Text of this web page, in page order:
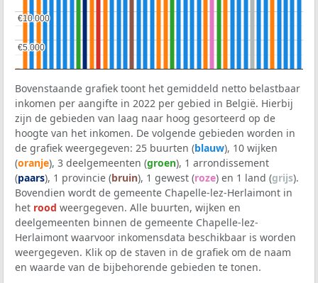
€5.000
€5.000
€10.000
€10.000
Bovenstaande grafiek toont het gemiddeld netto belastbaar
inkomen per aangifte in 2022 per gebied in België. Hierbij
zijn de gebieden van laag naar hoog gesorteerd op de
hoogte van het inkomen. De volgende gebieden worden in
de grafiek weergegeven: 25 buurten (blauw), 10 wijken
(oranje), 3 deelgemeenten (groen), 1 arrondissement
(paars), 1 provincie (bruin), 1 gewest (roze) en 1 land (grijs).
Bovendien wordt de gemeente Chapelle-lez-Herlaimont in
het rood weergegeven. Alle buurten, wijken en
deelgemeenten binnen de gemeente Chapelle-lez-
Herlaimont waarvoor inkomensdata beschikbaar is worden
weergegeven. Klik op de staven in de grafiek om de naam
en waarde van de bijbehorende gebieden te tonen.